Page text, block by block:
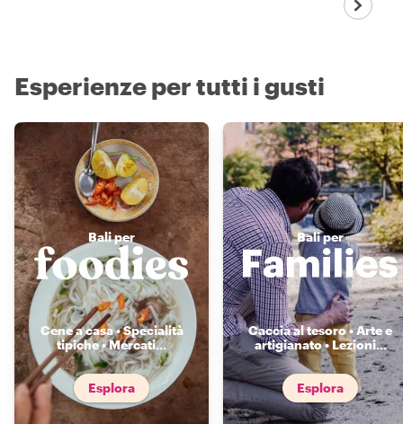
Esperienze per tutti i gusti
Bali per
Cene a casa • Specialità
tipiche • Mercati...
Esplora
Bali per
Caccia al tesoro • Arte e
artigianato • Lezioni...
Esplora